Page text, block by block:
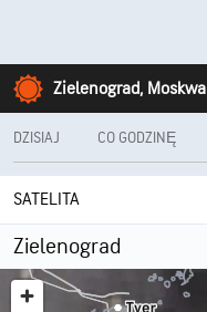
Zielenograd, Moskwa
DZISIAJ CO GODZINĘ
SATELITA
Zielenograd